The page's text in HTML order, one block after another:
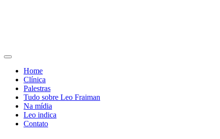
Home
Clínica
Palestras
Tudo sobre Leo Fraiman
Na mídia
Leo indica
Contato